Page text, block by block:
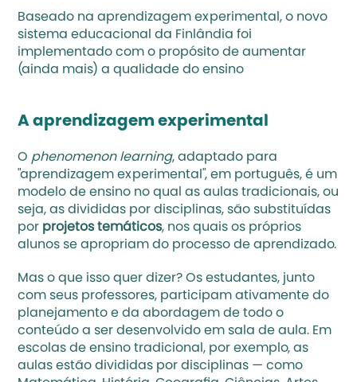
Baseado na aprendizagem experimental, o novo
sistema educacional da Finlândia foi
implementado com o propósito de aumentar
(ainda mais) a qualidade do ensino
A aprendizagem experimental
O phenomenon learning, adaptado para
"aprendizagem experimental", em português, é um
modelo de ensino no qual as aulas tradicionais, ou
seja, as divididas por disciplinas, são substituídas
por projetos temáticos, nos quais os próprios
Mas o que isso quer dizer? Os estudantes, junto
com seus professores, participam ativamente do
planejamento e da abordagem de todo o
conteúdo a ser desenvolvido em sala de aula. Em
escolas de ensino tradicional, por exemplo, as
aulas estão divididas por disciplinas — como